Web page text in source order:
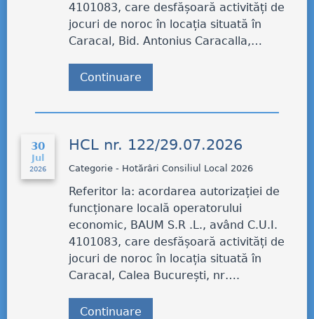
4101083, care desfășoară activități de
jocuri de noroc în locația situată în
Caracal, Bid. Antonius Caracalla,…
Continuare
30
Jul
2026
HCL nr. 122/29.07.2026
Categorie - Hotărâri Consiliul Local 2026
Referitor la: acordarea autorizației de
funcționare locală operatorului
economic, BAUM S.R .L., având C.U.I.
4101083, care desfășoară activități de
jocuri de noroc în locația situată în
Caracal, Calea București, nr….
Continuare